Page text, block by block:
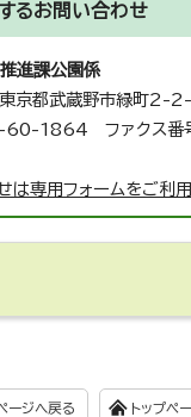
るお問い合わせ
進課公園係
都武蔵野市緑町2-
60-1864 ファクス番
は専用フォームをご利用
ージへ戻る トップペ